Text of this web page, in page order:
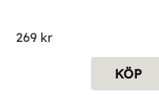
269 kr
KÖP